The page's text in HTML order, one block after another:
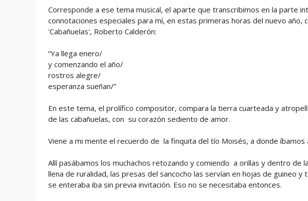
Corresponde a ese tema musical, el aparte que transcribimos en la parte
connotaciones especiales para mí, en estas primeras horas del nuevo año,
'Cabañuelas', Roberto Calderón:
“Ya llega enero/
y comenzando el año/
rostros alegre/
esperanza sueñan/”
En este tema, el prolífico compositor, compara la tierra cuarteada y
de las cabañuelas, con su corazón sediento de amor.
Viene a mi mente el recuerdo de la finquita del tío Moisés, a donde
Allí pasábamos los muchachos retozando y comiendo a orillas y dentro de
llena de ruralidad, las presas del sancocho las servían en hojas de guineo
se enteraba iba sin previa invitación. Eso no se necesitaba entonces.